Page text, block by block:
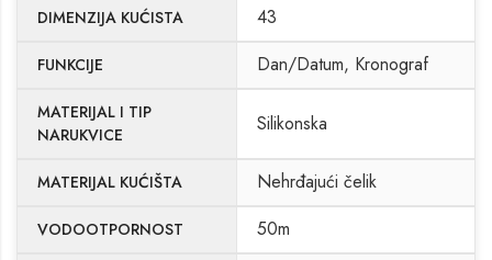
DIMENZIJA KUĆISTA 43
FUNKCIJE Dan/Datum, Kronograf
MATERIJAL I TIP
NARUKVICE
Silikonska
MATERIJAL KUĆIŠTA Nehrđajući čelik
VODOOTPORNOST 50m